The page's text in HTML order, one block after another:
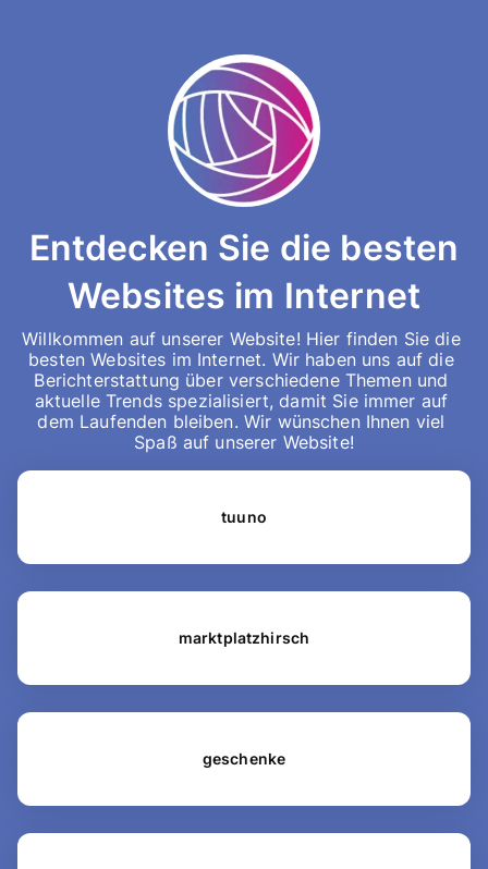
Entdecken Sie die besten
Websites im Internet
Willkommen auf unserer Website! Hier finden Sie die
besten Websites im Internet. Wir haben uns auf die
Berichterstattung über verschiedene Themen und
aktuelle Trends spezialisiert, damit Sie immer auf
dem Laufenden bleiben. Wir wünschen Ihnen viel
Spaß auf unserer Website!
tuuno
marktplatzhirsch
geschenke